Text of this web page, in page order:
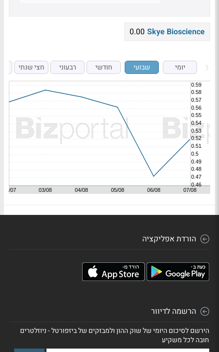
Skye Bioscience
0.00
יומי שבועי חודשי רבעוני חצי שנתי
הורדת אפליקציה
הרשמה לדיוור
הירשם לסיכום היומי של שוק ההון ולמבזקים של ביזפורטל - ניוזלטרים
חובה לכל משקיע